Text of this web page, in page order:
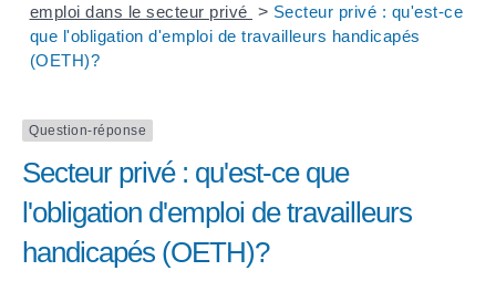
emploi dans le secteur privé > Secteur privé : qu'est-ce
que l'obligation d'emploi de travailleurs handicapés
(OETH)?
Question-réponse
Secteur privé : qu'est-ce que
l'obligation d'emploi de travailleurs
handicapés (OETH)?
DECHETS
SIGNALEMENTS
DEMANDE DE PRÊT DE MATERIEL
PLAN D'ACTION MUNICIPAL
ARRÊTÉS MUNICIPAUX
DÉLIBÉRATIONS